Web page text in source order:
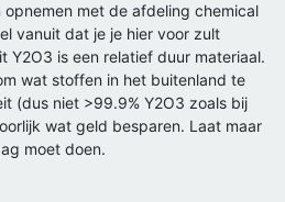
met de afdeling chemical
vanuit dat je je hier voor zult
Y2O3 is een relatief duur materiaal.
wat stoffen in het buitenland te
(dus niet >99.9% Y2O3 zoals bij
wat geld besparen. Laat maar
moet doen.